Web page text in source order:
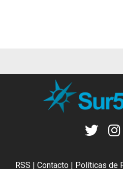
RSS Contacto Políticas de